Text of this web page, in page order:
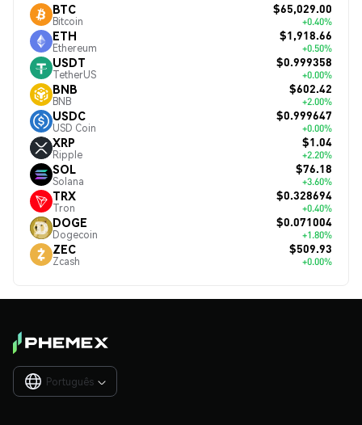
BTC
Bitcoin
$65,029.00
+0.40%
ETH
Ethereum
$1,918.66
+0.50%
USDT
TetherUS
$0.999358
+0.00%
BNB
BNB
$602.42
+2.00%
USDC
USD Coin
$0.999647
+0.00%
XRP
Ripple
$1.04
+2.20%
SOL
Solana
$76.18
+3.60%
TRX
Tron
$0.328694
+0.40%
DOGE
Dogecoin
$0.071004
+1.80%
ZEC
Zcash
$509.93
+0.00%
Português 